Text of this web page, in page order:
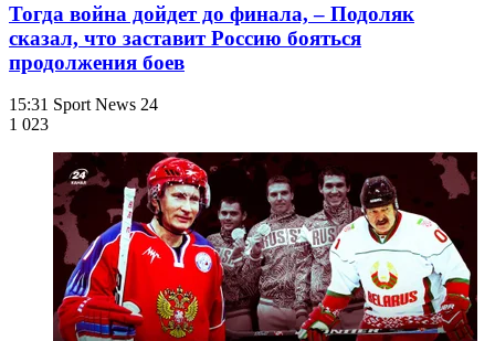
Тогда война дойдет до финала, – Подоляк
сказал, что заставит Россию бояться
продолжения боев
15:31 Sport News 24
1 023